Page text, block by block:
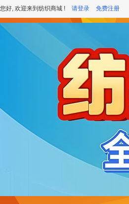
您好, 欢迎来到纺织商城 ! 请登录 免费注册